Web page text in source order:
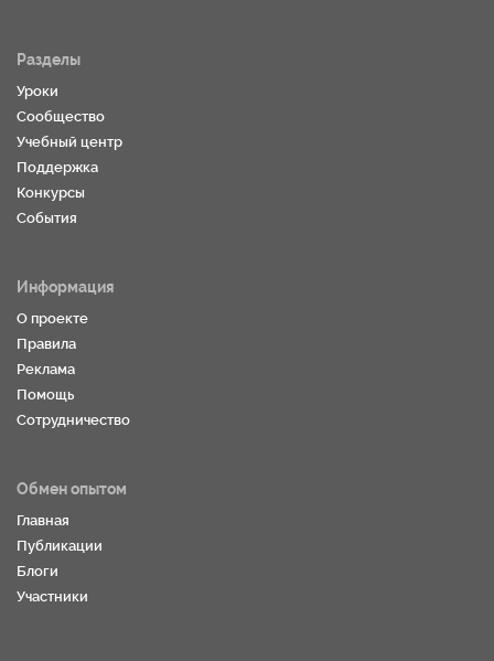
Разделы
Уроки
Сообщество
Учебный центр
Поддержка
Конкурсы
События
Информация
О проекте
Правила
Реклама
Помощь
Сотрудничество
Обмен опытом
Главная
Публикации
Блоги
Участники